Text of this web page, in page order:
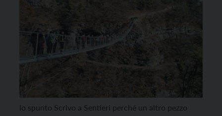
lo spunto Scrivo a Sentieri perché un altro pezzo